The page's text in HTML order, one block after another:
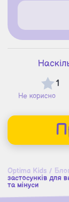
1
Не корисно
Optima Kids /
застосунків для
та мінуси